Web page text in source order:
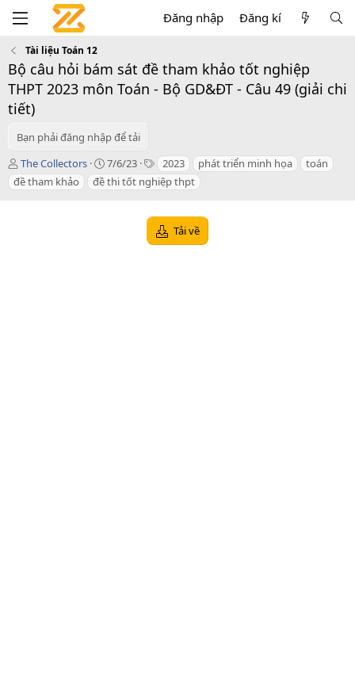
Đăng nhập Đăng kí
Tài liệu Toán 12
Bộ câu hỏi bám sát đề tham khảo tốt nghiệp
THPT 2023 môn Toán - Bộ GD&ĐT - Câu 49 (giải chi
tiết)
Bạn phải đăng nhập để tải
T
á
c
The Collectors
C
r
e
7/6/23
T
a
g
2023 phát triển minh họa
toán
đề tham khảo
đề thi tốt nghiệp thpt
Tải về